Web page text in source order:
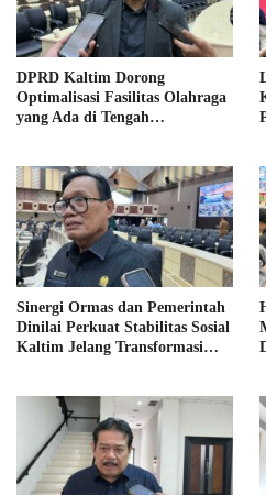
DPRD Kaltim Dorong
Optimalisasi Fasilitas Olahraga
yang Ada di Tengah
Sinergi Ormas dan Pemerintah
Dinilai Perkuat Stabilitas Sosial
Kaltim Jelang Transformasi